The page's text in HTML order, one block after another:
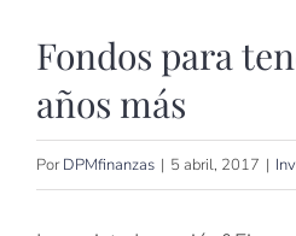
Fondos para
años más
PorDPMfinanzas | 5 abril, 2017 |